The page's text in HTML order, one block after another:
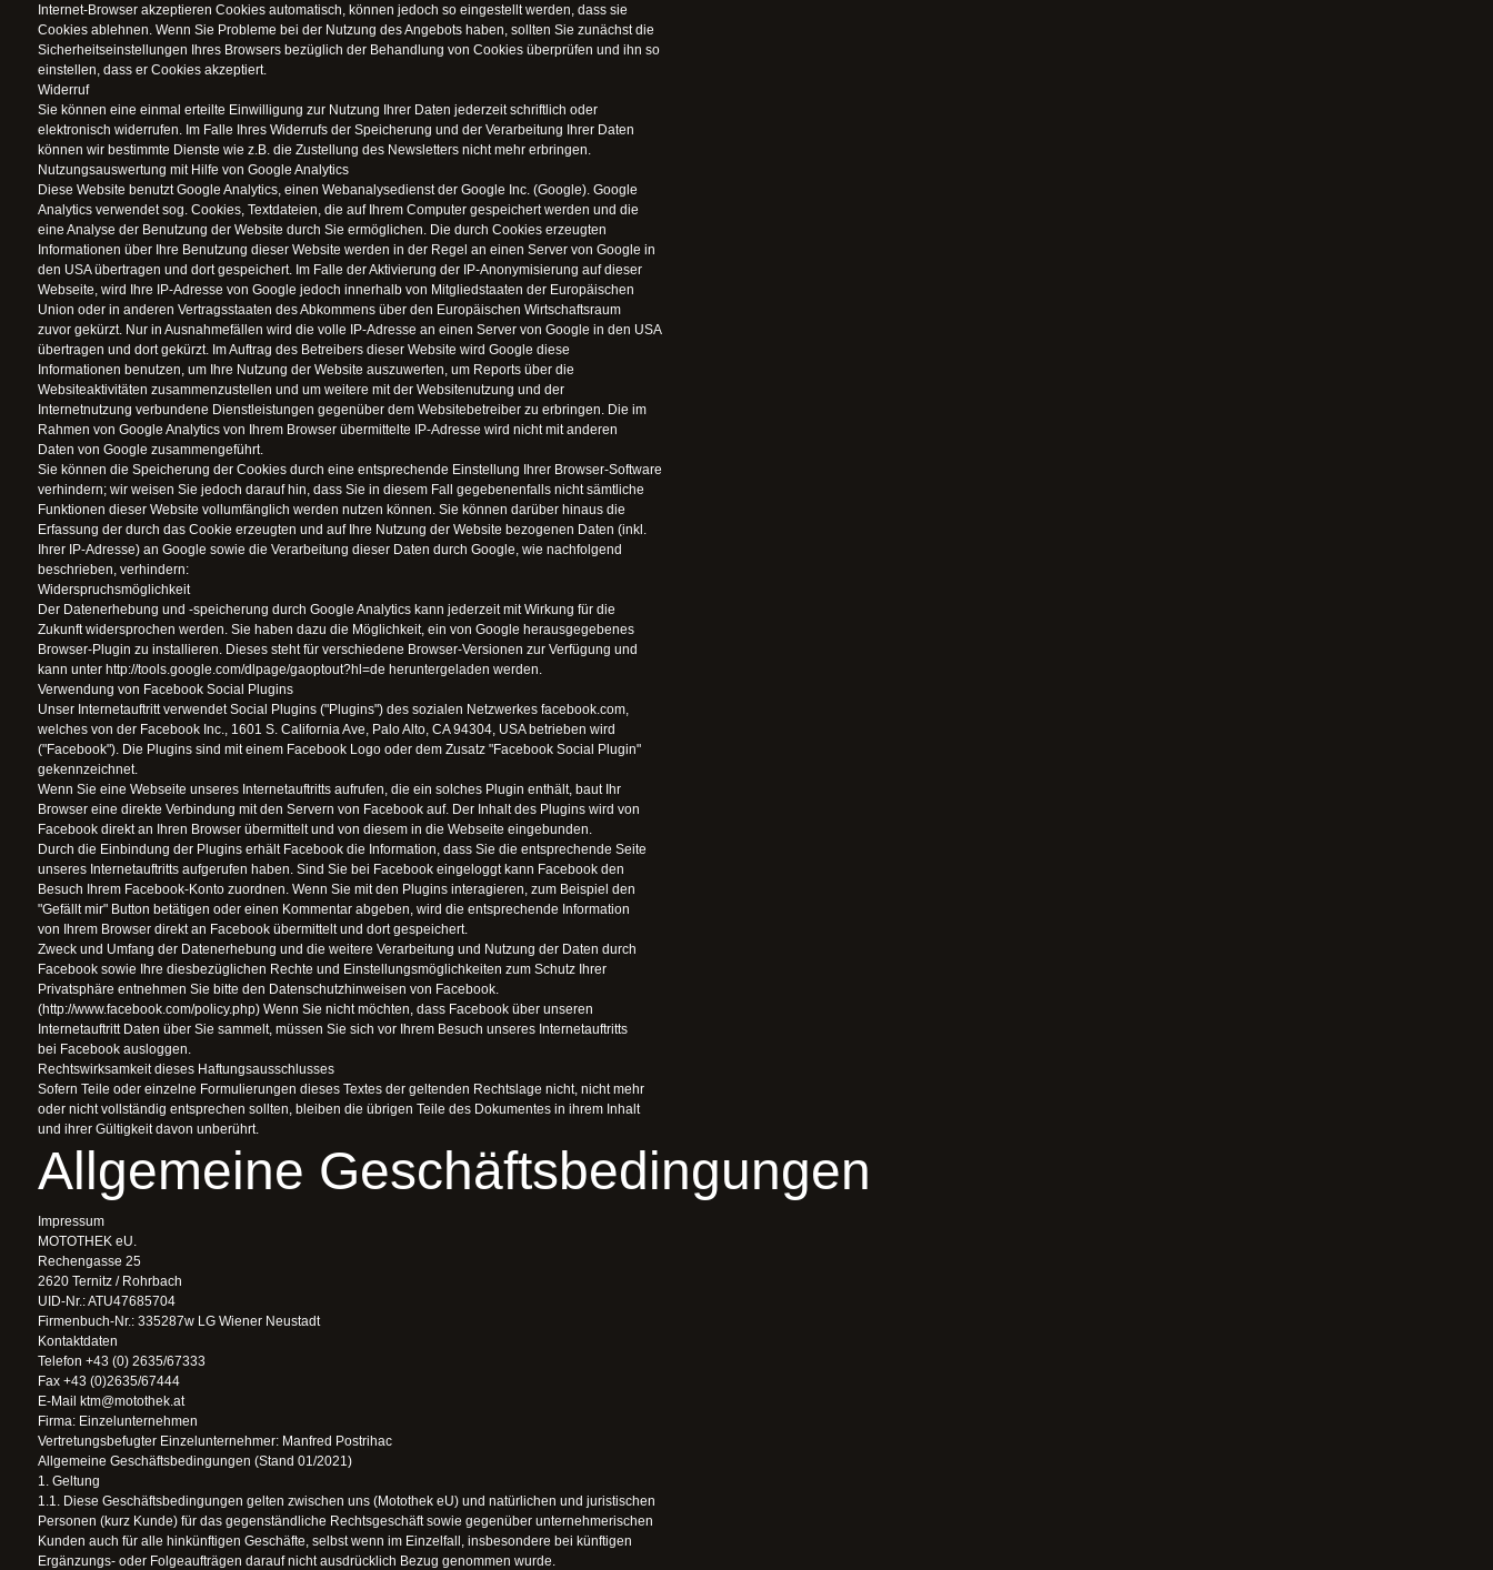
Internet-Browser akzeptieren Cookies automatisch, können jedoch so eingestellt werden, dass sie
Cookies ablehnen. Wenn Sie Probleme bei der Nutzung des Angebots haben, sollten Sie zunächst die
Sicherheitseinstellungen Ihres Browsers bezüglich der Behandlung von Cookies überprüfen und ihn so
einstellen, dass er Cookies akzeptiert.
Widerruf
Sie können eine einmal erteilte Einwilligung zur Nutzung Ihrer Daten jederzeit schriftlich oder
elektronisch widerrufen. Im Falle Ihres Widerrufs der Speicherung und der Verarbeitung Ihrer Daten
können wir bestimmte Dienste wie z.B. die Zustellung des Newsletters nicht mehr erbringen.
Nutzungsauswertung mit Hilfe von Google Analytics
Diese Website benutzt Google Analytics, einen Webanalysedienst der Google Inc. (Google). Google
Analytics verwendet sog. Cookies, Textdateien, die auf Ihrem Computer gespeichert werden und die
eine Analyse der Benutzung der Website durch Sie ermöglichen. Die durch Cookies erzeugten
Informationen über Ihre Benutzung dieser Website werden in der Regel an einen Server von Google in
den USA übertragen und dort gespeichert. Im Falle der Aktivierung der IP-Anonymisierung auf dieser
Webseite, wird Ihre IP-Adresse von Google jedoch innerhalb von Mitgliedstaaten der Europäischen
Union oder in anderen Vertragsstaaten des Abkommens über den Europäischen Wirtschaftsraum
zuvor gekürzt. Nur in Ausnahmefällen wird die volle IP-Adresse an einen Server von Google in den USA
übertragen und dort gekürzt. Im Auftrag des Betreibers dieser Website wird Google diese
Informationen benutzen, um Ihre Nutzung der Website auszuwerten, um Reports über die
Websiteaktivitäten zusammenzustellen und um weitere mit der Websitenutzung und der
Internetnutzung verbundene Dienstleistungen gegenüber dem Websitebetreiber zu erbringen. Die im
Rahmen von Google Analytics von Ihrem Browser übermittelte IP-Adresse wird nicht mit anderen
Daten von Google zusammengeführt.
Sie können die Speicherung der Cookies durch eine entsprechende Einstellung Ihrer Browser-Software
verhindern; wir weisen Sie jedoch darauf hin, dass Sie in diesem Fall gegebenenfalls nicht sämtliche
Funktionen dieser Website vollumfänglich werden nutzen können. Sie können darüber hinaus die
Erfassung der durch das Cookie erzeugten und auf Ihre Nutzung der Website bezogenen Daten (inkl.
Ihrer IP-Adresse) an Google sowie die Verarbeitung dieser Daten durch Google, wie nachfolgend
beschrieben, verhindern:
Widerspruchsmöglichkeit
Der Datenerhebung und -speicherung durch Google Analytics kann jederzeit mit Wirkung für die
Zukunft widersprochen werden. Sie haben dazu die Möglichkeit, ein von Google herausgegebenes
Browser-Plugin zu installieren. Dieses steht für verschiedene Browser-Versionen zur Verfügung und
kann unter http://tools.google.com/dlpage/gaoptout?hl=de heruntergeladen werden.
Verwendung von Facebook Social Plugins
Unser Internetauftritt verwendet Social Plugins ("Plugins") des sozialen Netzwerkes facebook.com,
welches von der Facebook Inc., 1601 S. California Ave, Palo Alto, CA 94304, USA betrieben wird
("Facebook"). Die Plugins sind mit einem Facebook Logo oder dem Zusatz "Facebook Social Plugin"
gekennzeichnet.
Wenn Sie eine Webseite unseres Internetauftritts aufrufen, die ein solches Plugin enthält, baut Ihr
Browser eine direkte Verbindung mit den Servern von Facebook auf. Der Inhalt des Plugins wird von
Facebook direkt an Ihren Browser übermittelt und von diesem in die Webseite eingebunden.
Durch die Einbindung der Plugins erhält Facebook die Information, dass Sie die entsprechende Seite
unseres Internetauftritts aufgerufen haben. Sind Sie bei Facebook eingeloggt kann Facebook den
Besuch Ihrem Facebook-Konto zuordnen. Wenn Sie mit den Plugins interagieren, zum Beispiel den
"Gefällt mir" Button betätigen oder einen Kommentar abgeben, wird die entsprechende Information
von Ihrem Browser direkt an Facebook übermittelt und dort gespeichert.
Zweck und Umfang der Datenerhebung und die weitere Verarbeitung und Nutzung der Daten durch
Facebook sowie Ihre diesbezüglichen Rechte und Einstellungsmöglichkeiten zum Schutz Ihrer
Privatsphäre entnehmen Sie bitte den Datenschutzhinweisen von Facebook.
(http://www.facebook.com/policy.php) Wenn Sie nicht möchten, dass Facebook über unseren
Internetauftritt Daten über Sie sammelt, müssen Sie sich vor Ihrem Besuch unseres Internetauftritts
bei Facebook ausloggen.
Rechtswirksamkeit dieses Haftungsausschlusses
Sofern Teile oder einzelne Formulierungen dieses Textes der geltenden Rechtslage nicht, nicht mehr
oder nicht vollständig entsprechen sollten, bleiben die übrigen Teile des Dokumentes in ihrem Inhalt
und ihrer Gültigkeit davon unberührt.
Allgemeine Geschäftsbedingungen
Impressum
MOTOTHEK eU.
Rechengasse 25
2620 Ternitz / Rohrbach
UID-Nr.: ATU47685704
Firmenbuch-Nr.: 335287w LG Wiener Neustadt
Kontaktdaten
Telefon +43 (0) 2635/67333
Fax +43 (0)2635/67444
E-Mail ktm@motothek.at
Firma: Einzelunternehmen
Vertretungsbefugter Einzelunternehmer: Manfred Postrihac
Allgemeine Geschäftsbedingungen (Stand 01/2021)
1. Geltung
1.1. Diese Geschäftsbedingungen gelten zwischen uns (Motothek eU) und natürlichen und juristischen
Personen (kurz Kunde) für das gegenständliche Rechtsgeschäft sowie gegenüber unternehmerischen
Kunden auch für alle hinkünftigen Geschäfte, selbst wenn im Einzelfall, insbesondere bei künftigen
Ergänzungs- oder Folgeaufträgen darauf nicht ausdrücklich Bezug genommen wurde.